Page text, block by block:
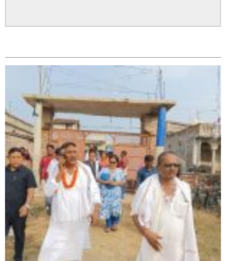
सिराहा-२ मा संजय यादव भिड्ने !